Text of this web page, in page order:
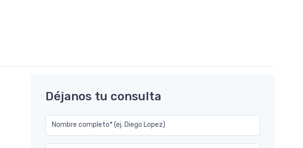
Déjanos tu consulta
Nombre completo* (ej. Diego Lopez)